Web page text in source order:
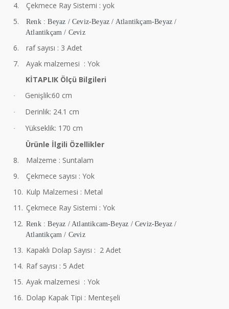
4.
Çekmece Ray Sistemi : yok
5.
Renk : Beyaz / Ceviz-Beyaz / Atlantikçam-Beyaz /
Atlantikçam / Ceviz
6.
raf sayısı : 3 Adet
7.
Ayak malzemesi : Yok
KİTAPLIK Ölçü Bilgileri
· Genişlik:60 cm
· Derinlik: 24.1 cm
·
Yükseklik: 170 cm
Ürünle İlgili Özellikler
8.
Malzeme : Suntalam
9.
Çekmece sayısı : Yok
10. Kulp Malzemesi : Metal
11. Çekmece Ray Sistemi : Yok
12. Renk : Beyaz / Atlantikcam-Beyaz / Ceviz-Beyaz /
Atlantikçam / Ceviz
13. Kapaklı Dolap Sayısı : 2 Adet
14. Raf sayısı : 5 Adet
15. Ayak malzemesi : Yok
16. Dolap Kapak Tipi : Menteşeli